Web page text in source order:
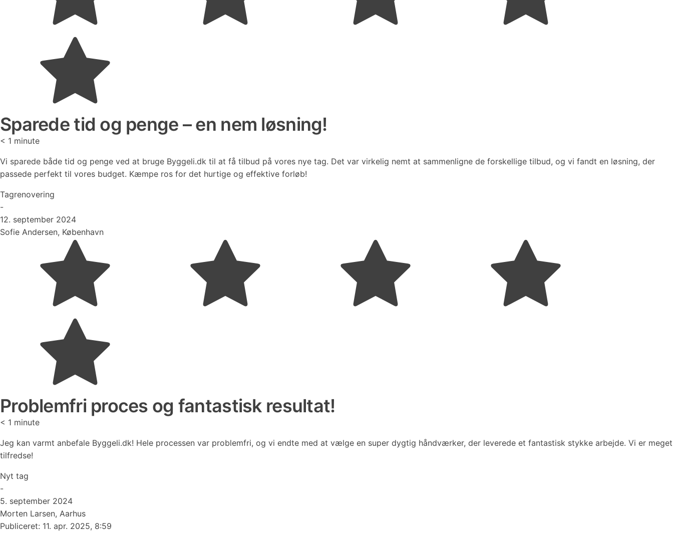
Sparede tid og penge – en nem løsning!
< 1 minute
Vi sparede både tid og penge ved at bruge Byggeli.dk til at få tilbud på vores nye tag. Det var virkelig nemt at sammenligne de forskellige tilbud, og vi fandt en løsning, der
passede perfekt til vores budget. Kæmpe ros for det hurtige og effektive forløb!
Tagrenovering
-
12. september 2024
Sofie Andersen, København
Problemfri proces og fantastisk resultat!
< 1 minute
Jeg kan varmt anbefale Byggeli.dk! Hele processen var problemfri, og vi endte med at vælge en super dygtig håndværker, der leverede et fantastisk stykke arbejde. Vi er meget
tilfredse!
Nyt tag
-
5. september 2024
Morten Larsen, Aarhus
Publiceret: 11. apr. 2025, 8:59